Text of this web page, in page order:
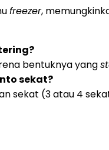
freezer,
bentuknya yang
sekat?
sekat (3 atau 4